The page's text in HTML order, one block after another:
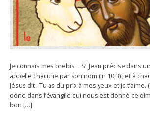
Je connais mes brebis… St Jean précise dans
appelle chacune par son nom (Jn 10,3) ; et à
Jésus dit : Tu as du prix à mes yeux et je t’aime.
donc, dans l’évangile qui nous est donné ce
bon […]